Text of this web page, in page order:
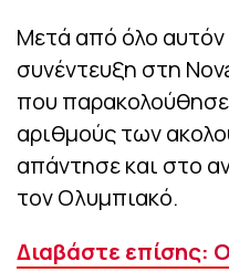
Μετά από όλο αυτόν
συνέντευξη στη
που
αριθμούς των
απάντησε και στο
τον Ολυμπιακό.
Διαβάστε επίσης: